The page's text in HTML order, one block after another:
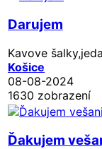
Darujem
Kavove
Košice
08-08-2024
1630 zobrazení
Ďakujem